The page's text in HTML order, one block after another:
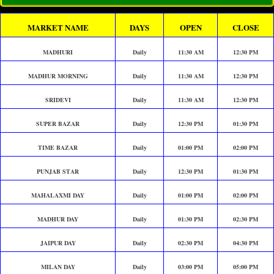
MARKET NAME DAYS OPEN CLOSE
MADHURI Daily 11:30 AM 12:30 PM
MADHUR MORNING Daily 11:30 AM 12:30 PM
SRIDEVI Daily 11:30 AM 12:30 PM
SUPER BAZAR Daily 12:30 PM 01:30 PM
TIME BAZAR Daily 01:00 PM 02:00 PM
PUNJAB STAR Daily 12:30 PM 01:30 PM
MAHALAXMI DAY Daily 01:00 PM 02:00 PM
MADHUR DAY Daily 01:30 PM 02:30 PM
JAIPUR DAY Daily 02:30 PM 04:30 PM
MILAN DAY Daily 03:00 PM 05:00 PM